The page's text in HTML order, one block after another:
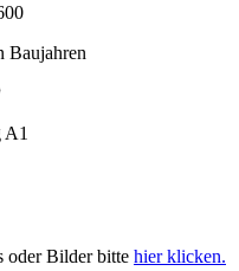
Baujahren
A1
oder Bilder bitte hier klicken.